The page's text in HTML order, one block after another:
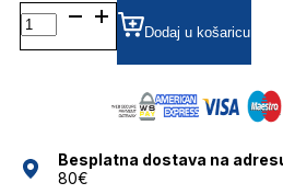
FASLUSH SUNČANE
NAOČALE
FOR
Dodaj u košaricu
Besplatna dostava na
80€